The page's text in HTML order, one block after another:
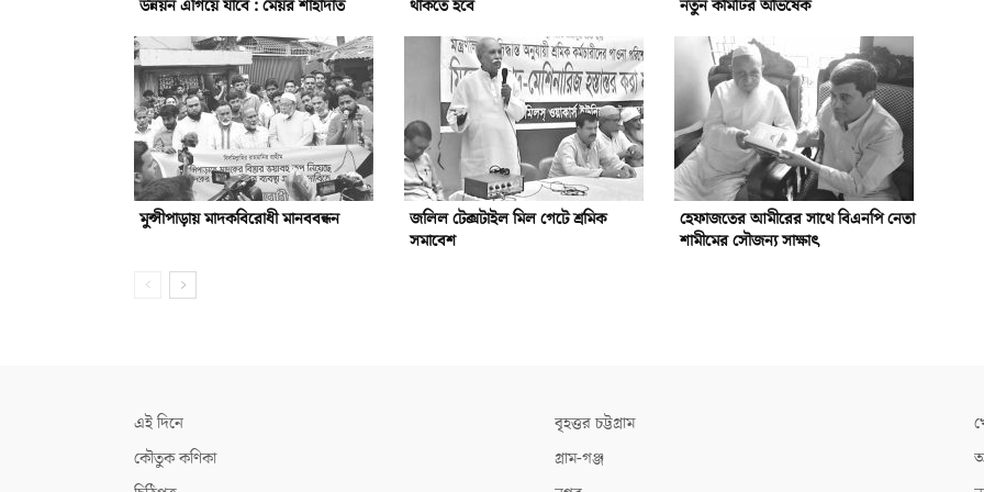
উন্নয়ন এগিয়ে যাবে : মেয়র শাহাদাত
থাকতে হবে
নতুন কমিটির অভিষেক
মুন্সীপাড়ায় মাদকবিরোধী মানববন্ধন
জলিল টেক্সটাইল মিল গেটে শ্রমিক
সমাবেশ
হেফাজতের আমীরের সাথে বিএনপি নেতা
শামীমের সৌজন্য সাক্ষাৎ
এই দিনে
কৌতুক কণিকা
বৃহত্তর চট্টগ্রাম
গ্রাম-গঞ্জ